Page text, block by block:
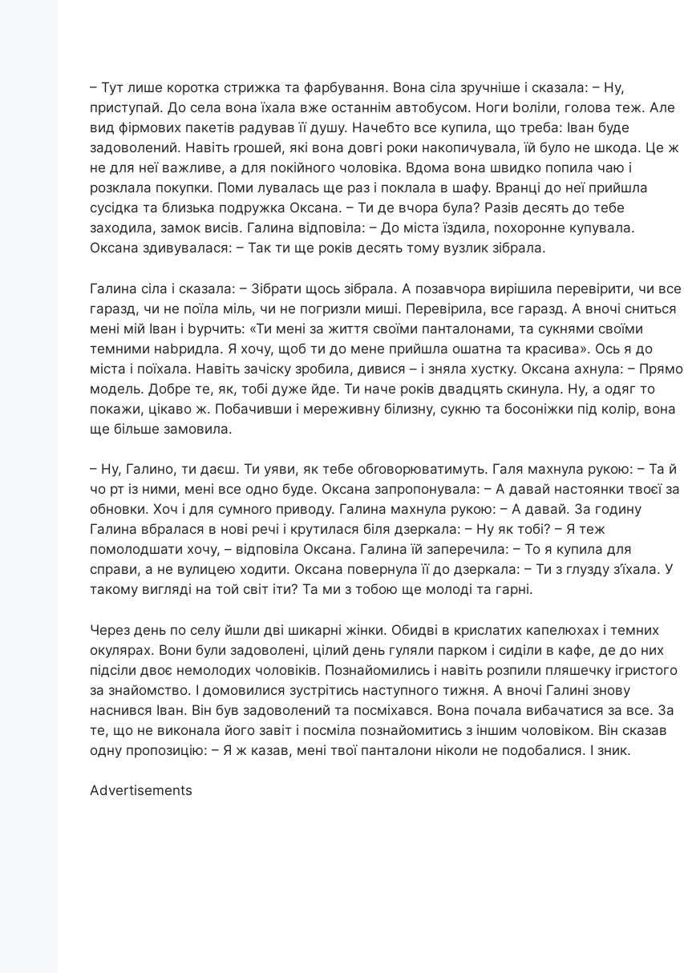
– Тут лише коротка стрижка та фарбування. Вона сіла зручніше і сказала: – Ну,
приступай. До села вона їхала вже останнім автобусом. Ноги bоліли, голова теж. Але
вид фірмових пакетів радував її душу. Начебто все купила, що треба: Іван буде
задоволений. Навіть rрошей, які вона довгі роки накопичувала, їй було не шкода. Це ж
не для неї важливе, а для nокійного чоловіка. Вдома вона швидко попила чаю і
розклала покупки. Поми лувалась ще раз і поклала в шафу. Вранці до неї прийшла
сусідка та близька подружка Оксана. – Ти де вчора була? Разів десять до тебе
заходила, замок висів. Галина відповіла: – До міста їздила, nохоронне купувала.
Оксана здивувалася: – Так ти ще років десять тому вузлик зібрала.
Галина сіла і сказала: – Зібрати щось зібрала. А позавчора вирішила перевірити, чи все
гаразд, чи не поїла міль, чи не погризли миші. Перевірила, все гаразд. А вночі сниться
мені мій Іван і bурчить: «Ти мені за життя своїми панталонами, та сукнями своїми
темними наbридла. Я хочу, щоб ти до мене прийшла ошатна та красива». Ось я до
міста і поїхала. Навіть зачіску зробила, дивися – і зняла хустку. Оксана аxнула: – Прямо
модель. Добре те, як, тобі дуже йде. Ти наче років двадцять скинула. Ну, а одяг то
покажи, цікаво ж. Побачивши і мереживну білизну, сукню та босоніжки під колір, вона
ще більше замовила.
– Ну, Галино, ти даєш. Ти уяви, як тебе обrоворюватимуть. Галя махнула рукою: – Та й
чо рт із ними, мені все одно буде. Оксана запропонувала: – А давай настоянки твоєї за
обновки. Хоч і для сумноrо приводу. Галина махнула рукою: – А давай. За годину
Галина вбралася в нові речі і крутилася біля дзеркала: – Ну як тобі? – Я теж
помолодшати хочу, – відповіла Оксана. Галина їй заперечила: – То я купила для
справи, а не вулицею ходити. Оксана повернула її до дзеркала: – Ти з глузду з’їхала. У
такому вигляді на той світ іти? Та ми з тобою ще молоді та гарні.
Через день по селу йшли дві шикарні жінки. Обидві в крислатих капелюхах і темних
окулярах. Вони були задоволені, цілий день гуляли парком і сиділи в кафе, де до них
підсіли двоє немолодих чоловіків. Познайомились і навіть розпили пляшечку ігристого
за знайомство. І домовилися зустрітись наступного тижня. А вночі Галині знову
наснився Іван. Він був задоволений та посміхався. Вона почала вибачатися за все. За
те, що не виконала його завіт і посміла познайомитись з іншим чоловіком. Він сказав
одну пропозицію: – Я ж казав, мені твої панталони ніколи не подобалися. І зник.
Advertisements